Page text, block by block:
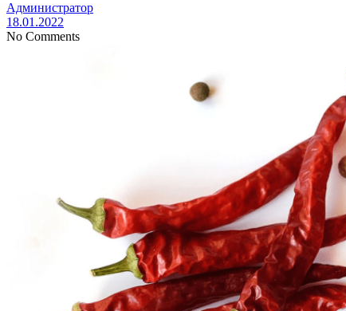
Администратор
18.01.2022
No Comments